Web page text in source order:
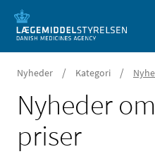
Nyheder / Kategori /
Nyheder
priser